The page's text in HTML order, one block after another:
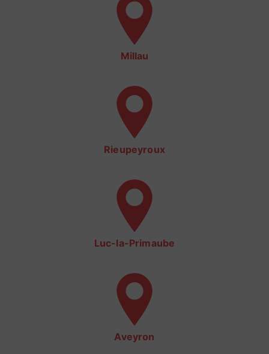
Millau
Rieupeyroux
Luc-la-Primaube
Aveyron